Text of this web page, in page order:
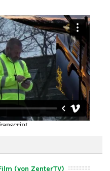
(von ZenterTV)